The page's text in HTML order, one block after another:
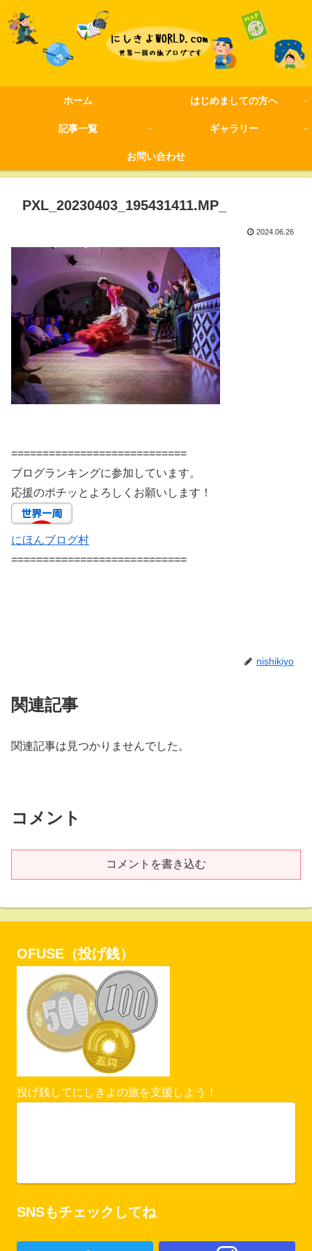
ホーム はじめましての方へ
記事一覧 ギャラリー
お問い合わせ
PXL_20230403_195431411.MP_
2024.06.26
============================
ブログランキングに参加しています。
応援のポチッとよろしくお願いします！
にほんブログ村
============================
nishikiyo
関連記事
関連記事は見つかりませんでした。
コメント
コメントを書き込む
OFUSE（投げ銭）
投げ銭してにしきよの旅を支援しよう！
SNSもチェックしてね